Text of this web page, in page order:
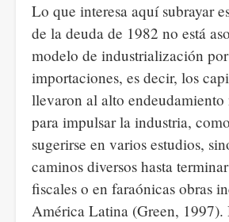
Lo que interesa aquí subrayar
de la deuda de 1982 no está
modelo de industrialización
importaciones, es decir, los
llevaron al alto endeudamiento
para impulsar la industria,
sugerirse en varios estudios,
caminos diversos hasta
fiscales o en faraónicas obras
América Latina (Green, 1997).